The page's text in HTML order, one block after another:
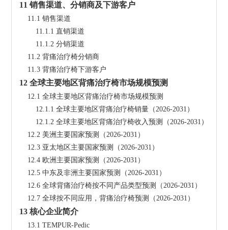
11 销售渠道、分销商及下游客户
    11.1 销售渠道
        11.1.1 直销渠道
        11.1.2 分销渠道
    11.2 背痛治疗椅分销商
    11.3 背痛治疗椅下游客户
12 全球主要地区背痛治疗椅市场规模预测
    12.1 全球主要地区背痛治疗椅市场规模预测
        12.1.1 全球主要地区背痛治疗椅销量（2026-2031）
        12.1.2 全球主要地区背痛治疗椅收入预测（2026-2031）
    12.2 美洲主要国家预测（2026-2031）
    12.3 亚太地区主要国家预测（2026-2031）
    12.4 欧洲主要国家预测（2026-2031）
    12.5 中东及非洲主要国家预测（2026-2031）
    12.6 全球背痛治疗椅按不同产品类型预测（2026-2031）
    12.7 全球按不同应用，背痛治疗椅预测（2026-2031）
13 核心企业简介
    13.1 TEMPUR-Pedic